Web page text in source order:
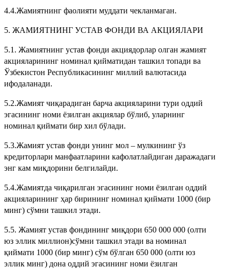
4.4.Жамиятнинг фаолияти муддати чекланмаган.
5. ЖАМИЯТНИНГ УСТАВ ФОНДИ ВА АКЦИЯЛАРИ
5.1. Жамиятнинг устав фонди акциядорлар олган жамият
акцияларининг номинал қийматидан ташкил топади ва
Ўзбекистон Республикасининг миллий валютасида
ифодаланади.
5.2.Жамият чиқарадиган барча акцияларини тури оддий
эгасининг номи ёзилган акциялар бўлиб, уларнинг
номинал қиймати бир хил бўлади.
5.3.Жамият устав фонди унинг мол – мулкининг ўз
кредиторлари манфаатларини кафолатлайдиган даражадаги
энг кам миқдорини белгилайди.
5.4.Жамиятда чиқарилган эгасининг номи ёзилган оддий
акцияларининг ҳар бирининг номинал қиймати 1000 (бир
минг) сўмни ташкил этади.
5.5. Жамият устав фондининг миқдори 650 000 000 (олти
юз эллик миллион)сўмни ташкил этади ва номинал
қиймати 1000 (бир минг) сўм бўлган 650 000 (олти юз
эллик минг) дона оддий эгасининг номи ёзилган